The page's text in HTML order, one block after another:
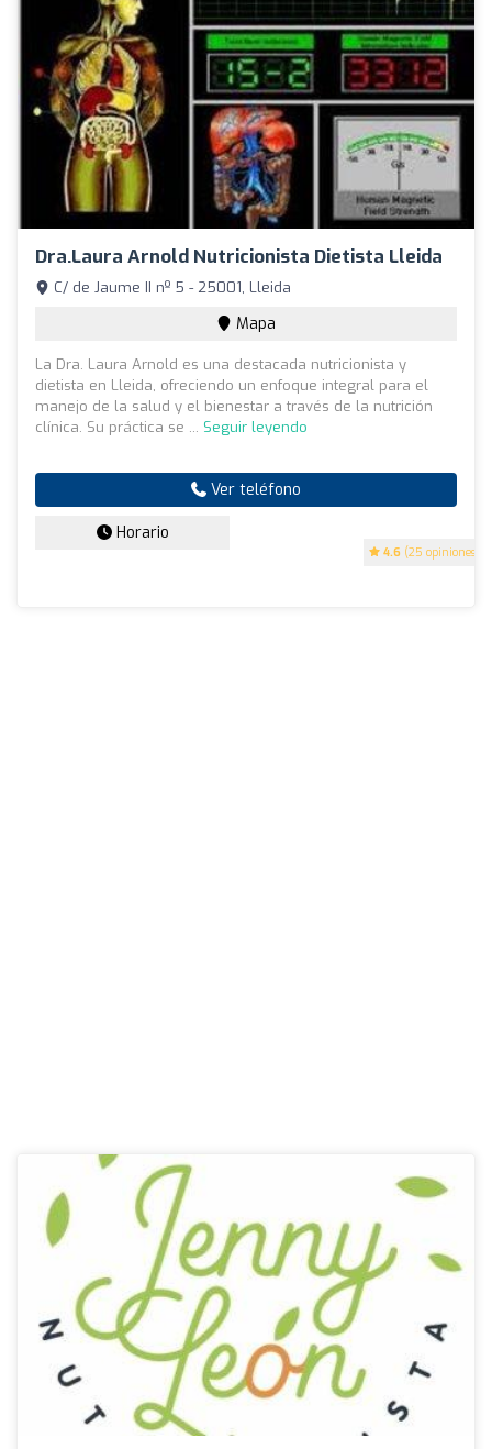
Dra.Laura Arnold Nutricionista Dietista Lleida
4.6 (25 opiniones)
C/ de Jaume II nº 5 - 25001, Lleida
Mapa
La Dra. Laura Arnold es una destacada nutricionista y
dietista en Lleida, ofreciendo un enfoque integral para el
manejo de la salud y el bienestar a través de la nutrición
clínica. Su práctica se ... Seguir leyendo
Ver teléfono
Horario